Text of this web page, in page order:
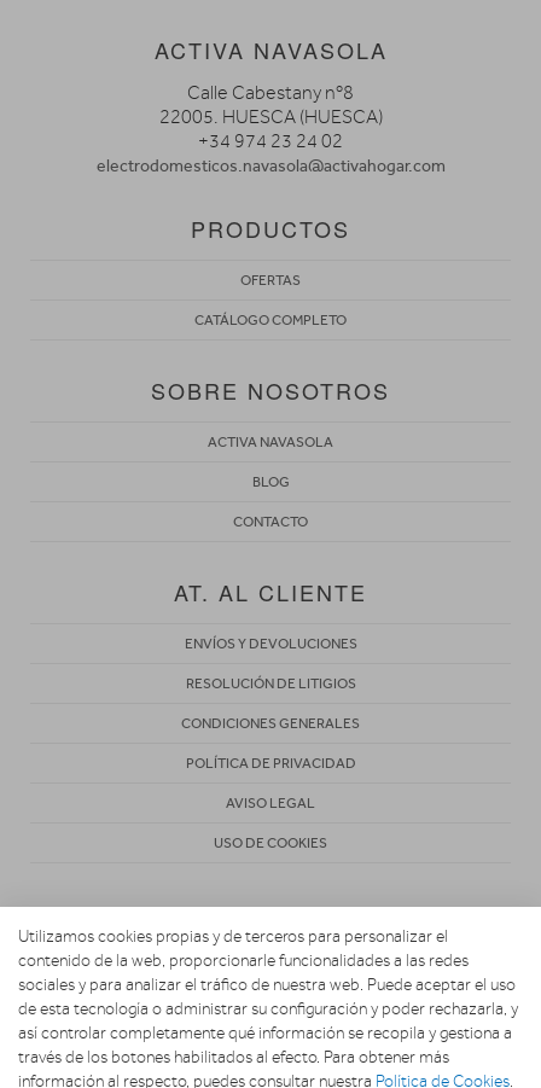
ACTIVA NAVASOLA
Calle Cabestany nº8
22005. HUESCA (HUESCA)
+34 974 23 24 02
electrodomesticos.navasola@activahogar.com
PRODUCTOS
OFERTAS
CATÁLOGO COMPLETO
SOBRE NOSOTROS
ACTIVA NAVASOLA
BLOG
CONTACTO
AT. AL CLIENTE
ENVÍOS Y DEVOLUCIONES
RESOLUCIÓN DE LITIGIOS
CONDICIONES GENERALES
POLÍTICA DE PRIVACIDAD
AVISO LEGAL
USO DE COOKIES
Copyright 2026. ACTIVA NAVASOLA
Utilizamos cookies propias y de terceros para personalizar el
contenido de la web, proporcionarle funcionalidades a las redes
sociales y para analizar el tráfico de nuestra web. Puede aceptar el uso
de esta tecnología o administrar su configuración y poder rechazarla, y
así controlar completamente qué información se recopila y gestiona a
través de los botones habilitados al efecto. Para obtener más
información al respecto, puedes consultar nuestra Política de Cookies.